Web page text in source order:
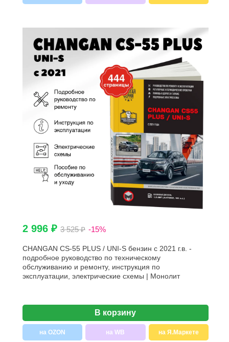
2 996 ₽ 3 525 ₽ -15%
CHANGAN CS-55 PLUS / UNI-S бензин с 2021 г.в. -
подробное руководство по техническому
обслуживанию и ремонту, инструкция по
эксплуатации, электрические схемы | Монолит
В корзину
на OZON на WB на Я.Маркете